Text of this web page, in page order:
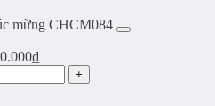
mừng CHCM084
₫